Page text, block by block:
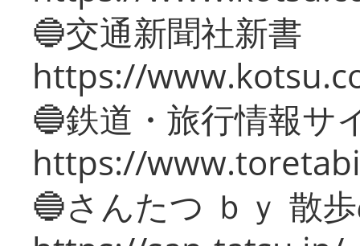
🔵交通新聞社新書
https://
🔵鉄道・旅行情報サ
https://
🔵さんたつ ｂｙ 散